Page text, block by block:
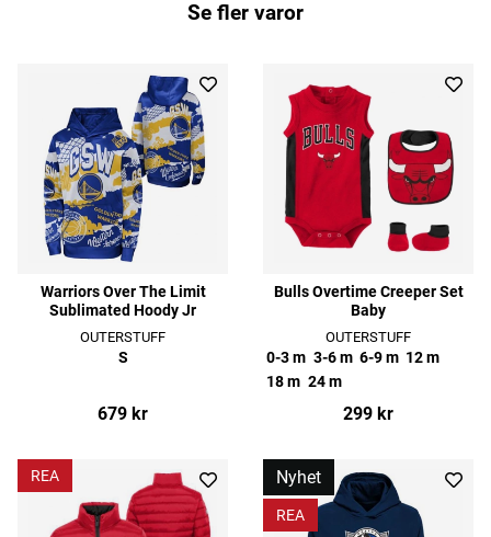
Se fler varor
Warriors Over The Limit
Sublimated Hoody Jr
OUTERSTUFF
S
679 kr
Bulls Overtime Creeper Set
Baby
OUTERSTUFF
0-3 m 3-6 m 6-9 m 12 m
18 m 24 m
299 kr
REA Nyhet
REA